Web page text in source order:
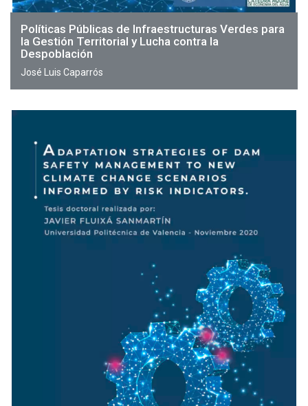
Políticas Públicas de Infraestructuras Verdes para
la Gestión Territorial y Lucha contra la
Despoblación
José Luis Caparrós